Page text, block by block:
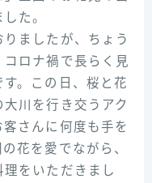
た。
ましたが、ちょう
ロナ禍で長らく見
。この日、桜と花
川を行き交うアク
さんに何度も手を
花を愛でながら、
をいただきまし